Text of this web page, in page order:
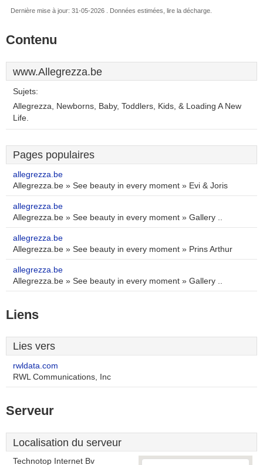
Dernière mise à jour: 31-05-2026 . Données estimées, lire la décharge.
Contenu
www.Allegrezza.be
Sujets:
Allegrezza, Newborns, Baby, Toddlers, Kids, & Loading A New
Life.
Pages populaires
allegrezza.be
Allegrezza.be » See beauty in every moment » Evi & Joris
allegrezza.be
Allegrezza.be » See beauty in every moment » Gallery ..
allegrezza.be
Allegrezza.be » See beauty in every moment » Prins Arthur
allegrezza.be
Allegrezza.be » See beauty in every moment » Gallery ..
Liens
Lies vers
rwldata.com
RWL Communications, Inc
Serveur
Localisation du serveur
Technotop Internet Bv